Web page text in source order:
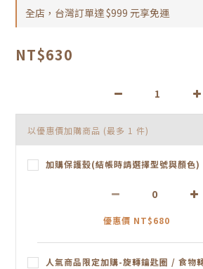
全店，台灣訂單達 $999 元享免運
NT$630
以優惠價加購商品 (最多 1 件)
加購保護殼(結帳時請選擇型號與顏色)
優惠價 NT$680
人氣商品限定加購-旋轉鑰匙圈 / 食物